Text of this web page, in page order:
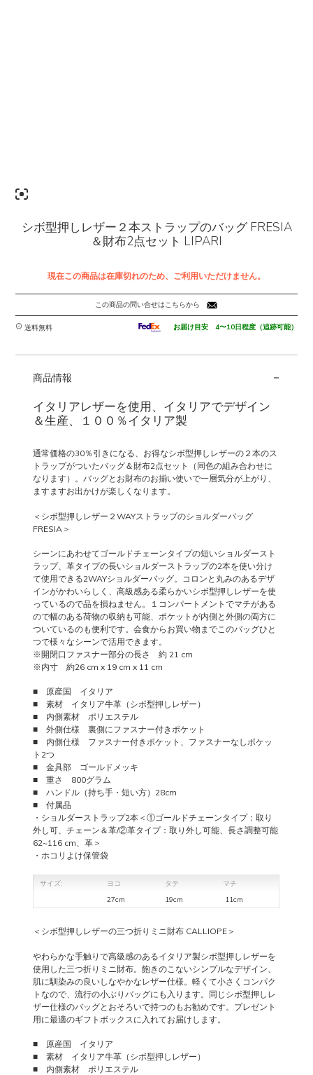
シボ型押しレザー２本ストラップのバッグ FRESIA
＆財布2点セット LIPARI
現在この商品は在庫切れのため、ご利用いただけません。
この商品の問い合せはこちらから
送料無料 お届け目安 4〜10日程度（追跡可能）
商品情報 -
イタリアレザーを使用、イタリアでデザイン
＆生産、１００％イタリア製
通常価格の30％引きになる、お得なシボ型押しレザーの２本のス
トラップがついたバッグ＆財布2点セット（同色の組み合わせに
なります）。バッグとお財布のお揃い使いで一層気分が上がり、
ますますお出かけが楽しくなります。
＜シボ型押しレザー２WAYストラップのショルダーバッグ
FRESIA＞
シーンにあわせてゴールドチェーンタイプの短いショルダースト
ラップ、革タイプの長いショルダーストラップの2本を使い分け
て使用できる2WAYショルダーバッグ。コロンと丸みのあるデザ
インがかわいらしく、高級感ある柔らかいシボ型押しレザーを使
っているので品を損ねません。１コンパートメントでマチがある
ので幅のある荷物の収納も可能、ポケットが内側と外側の両方に
ついているのも便利です。会食からお買い物までこのバッグひと
つで様々なシーンで活用できます。
※開閉口ファスナー部分の長さ 約 21 cm
※内寸 約26 cm x 19 cm x 11 cm
■ 原産国 イタリア
■ 素材 イタリア牛革（シボ型押しレザー）
■ 内側素材 ポリエステル
■ 外側仕様 裏側にファスナー付きポケット
■ 内側仕様 ファスナー付きポケット、ファスナーなしポケッ
ト2つ
■ 金具部 ゴールドメッキ
■ 重さ 800グラム
■ ハンドル（持ち手・短い方）28cm
■ 付属品
・ショルダーストラップ2本＜①ゴールドチェーンタイプ：取り
外し可、チェーン＆革/②革タイプ：取り外し可能、長さ調整可能
62~116 cm、革＞
・ホコリよけ保管袋
サイズ: ヨコ タテ
マチ
27cm
19cm 11cm
＜シボ型押しレザーの三つ折りミニ財布 CALLIOPE＞
やわらかな手触りで高級感のあるイタリア製シボ型押しレザーを
使用した三つ折りミニ財布。飽きのこないシンプルなデザイン、
肌に馴染みの良いしなやかなレザー仕様。軽くて小さくコンパク
トなので、流行の小ぶりバッグにも入ります。同じシボ型押しレ
ザー仕様のバッグとおそろいで持つのもお勧めです。プレゼント
用に最適のギフトボックスに入れてお届けします。
■ 原産国 イタリア
■ 素材 イタリア牛革（シボ型押しレザー）
■ 内側素材 ポリエステル